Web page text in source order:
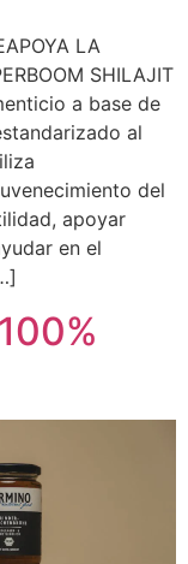
LA
SHILAJIT
a base de
al
del
apoyar
en el